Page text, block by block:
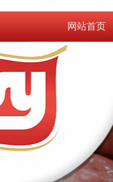
网站首页